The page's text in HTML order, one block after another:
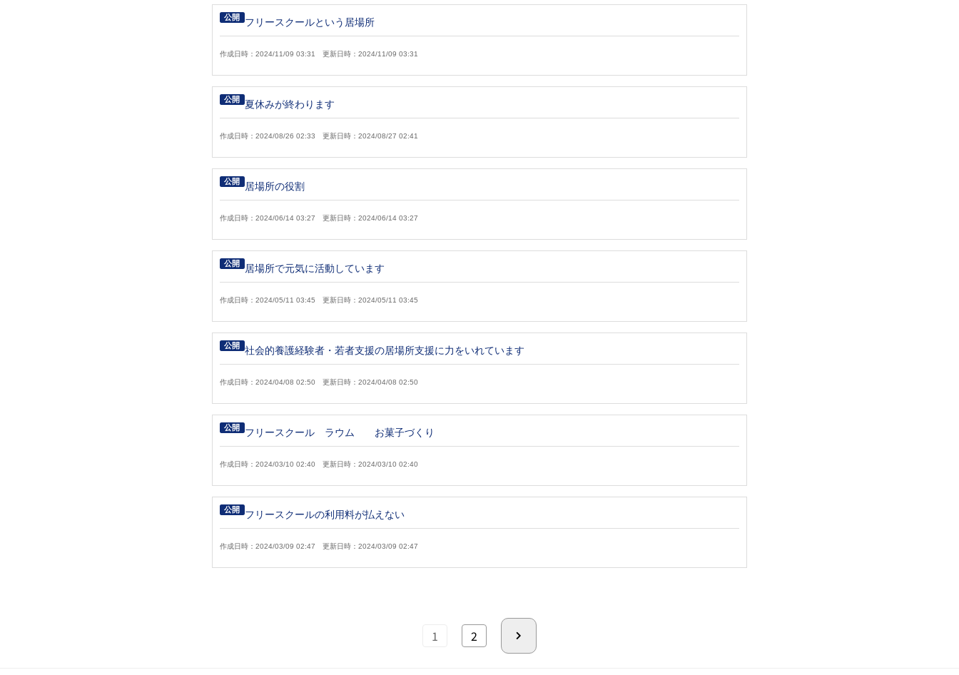
公開 フリースクールという居場所
作成日時：2024/11/09 03:31 更新日時：2024/11/09 03:31
公開 夏休みが終わります
作成日時：2024/08/26 02:33 更新日時：2024/08/27 02:41
公開 居場所の役割
作成日時：2024/06/14 03:27 更新日時：2024/06/14 03:27
公開 居場所で元気に活動しています
作成日時：2024/05/11 03:45 更新日時：2024/05/11 03:45
公開 社会的養護経験者・若者支援の居場所支援に力をいれています
作成日時：2024/04/08 02:50 更新日時：2024/04/08 02:50
公開 フリースクール ラウム お菓子づくり
作成日時：2024/03/10 02:40 更新日時：2024/03/10 02:40
公開 フリースクールの利用料が払えない
作成日時：2024/03/09 02:47 更新日時：2024/03/09 02:47
1 2